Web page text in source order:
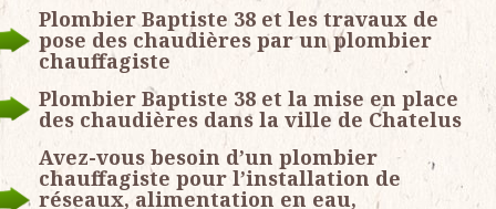
Plombier Baptiste 38 et les travaux de
pose des chaudières par un plombier
chauffagiste
Plombier Baptiste 38 et la mise en place
des chaudières dans la ville de Chatelus
Avez-vous besoin d’un plombier
chauffagiste pour l’installation de
réseaux, alimentation en eau,